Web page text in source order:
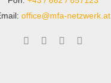
office@mfa-netzwerk.at